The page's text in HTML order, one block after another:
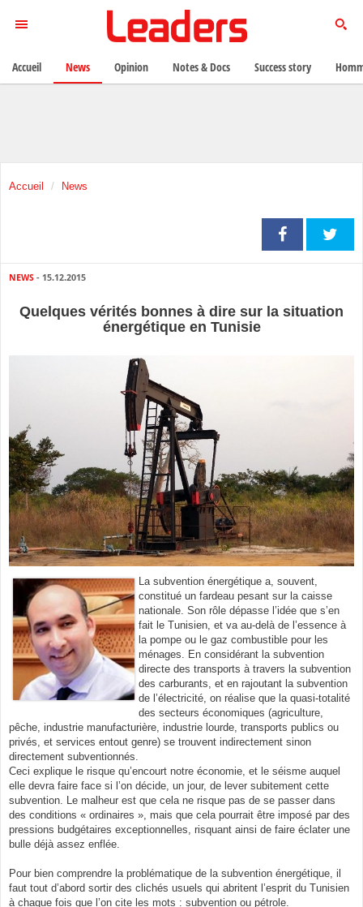
Accueil News
NEWS - 15.12.2015
Quelques vérités bonnes à dire sur la situation
énergétique en Tunisie
La subvention énergétique a, souvent,
constitué un fardeau pesant sur la caisse
nationale. Son rôle dépasse l’idée que s’en
fait le Tunisien, et va au-delà de l’essence à
la pompe ou le gaz combustible pour les
ménages. En considérant la subvention
directe des transports à travers la subvention
des carburants, et en rajoutant la subvention
de l’électricité, on réalise que la quasi-totalité
des secteurs économiques (agriculture,
pêche, industrie manufacturière, industrie lourde, transports publics ou
privés, et services entout genre) se trouvent indirectement sinon
directement subventionnés.
Ceci explique le risque qu’encourt notre économie, et le séisme auquel
elle devra faire face si l’on décide, un jour, de lever subitement cette
subvention. Le malheur est que cela ne risque pas de se passer dans
des conditions « ordinaires », mais que cela pourrait être imposé par des
pressions budgétaires exceptionnelles, risquant ainsi de faire éclater une
bulle déjà assez enflée.
Pour bien comprendre la problématique de la subvention énergétique, il
faut tout d’abord sortir des clichés usuels qui abritent l’esprit du Tunisien
à chaque fois que l’on cite les mots : subvention ou pétrole.
Accueil News Opinion Notes & Docs Success story